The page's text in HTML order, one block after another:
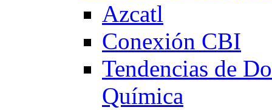
Azcatl
Conexión CBI
Tendencias de
Química